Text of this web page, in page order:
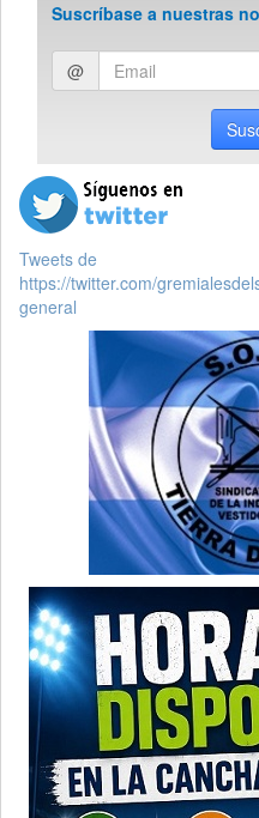
Suscríbase a nuestras
Ingresar
email
@
Tweets de
https://twitter.com/
general